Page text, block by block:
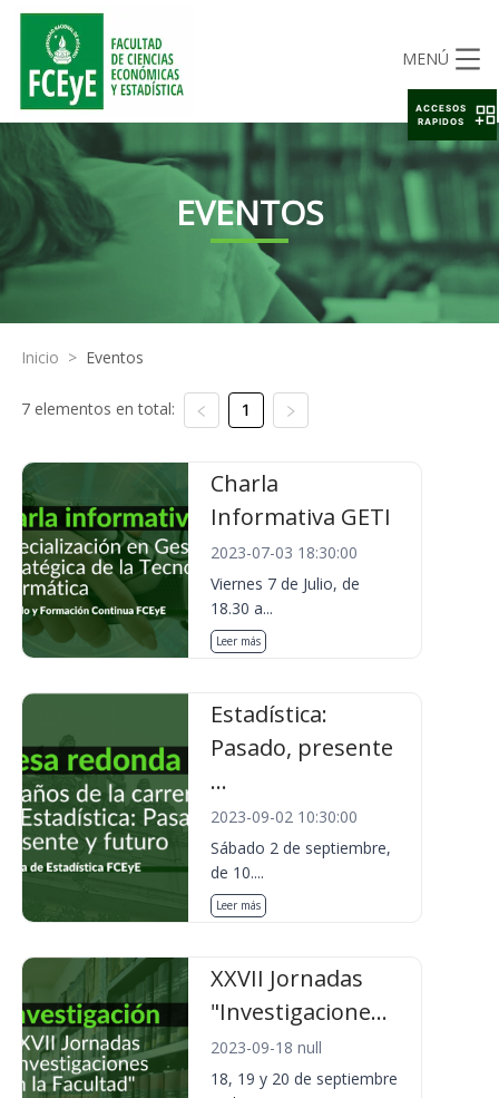
MENÚ
EVENTOS
Inicio > Eventos
7 elementos en total: 1
Charla
Informativa GETI
2023-07-03 18:30:00
Viernes 7 de Julio, de
18.30 a...
Leer más
Estadística:
Pasado, presente
...
2023-09-02 10:30:00
Sábado 2 de septiembre,
de 10....
Leer más
XXVII Jornadas
"Investigacione...
2023-09-18 null
18, 19 y 20 de septiembre
ACCESOS
RAPIDOS